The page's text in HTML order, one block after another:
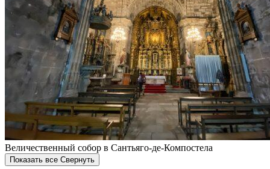
Величественный собор в Сантьяго-де-Компостела
Показать все Свернуть